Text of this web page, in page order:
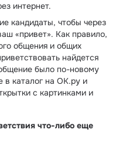
интернет.
кандидаты, чтобы через
«привет». Как правило,
общения и общих
найдется
было по-новому
в каталог на ОК.ру и
с картинками и
что-либо еще